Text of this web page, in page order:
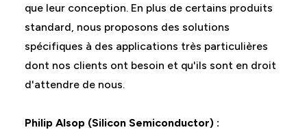
que leur conception. En plus de certains produits
standard, nous proposons des solutions
spécifiques à des applications très particulières
dont nos clients ont besoin et qu'ils sont en droit
d'attendre de nous.
Philip Alsop (Silicon Semiconductor) :